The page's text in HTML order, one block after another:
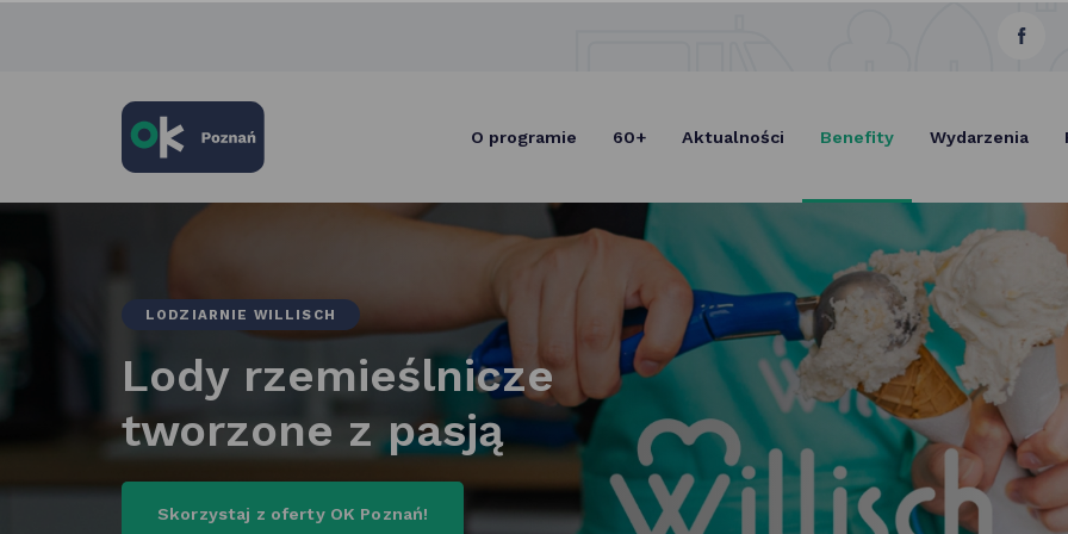
Selectlink
karcie
O programie 60+ Aktualności Benefity Wydarzenia
LODZIARNIE WILLISCH
Lody rzemieślnicze
tworzone z pasją
Skorzystaj z oferty OK Poznań! szczegóły